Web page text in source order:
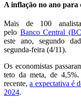
A inflação no ano para
Mais de 100
pelo Banco Central
este ano, segundo
segunda-feira (4/11).
Os economistas
teto da meta, de
recente,a expectativa é
2024.